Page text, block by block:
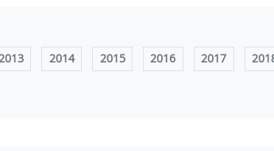
2014 2015 2016 2017